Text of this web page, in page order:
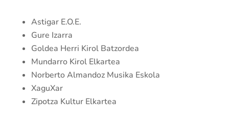
Astigar E.O.E.
Gure Izarra
Goldea Herri Kirol Batzordea
Mundarro Kirol Elkartea
Norberto Almandoz Musika Eskola
XaguXar
Zipotza Kultur Elkartea